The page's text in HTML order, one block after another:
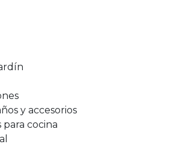
y accesorios
para cocina